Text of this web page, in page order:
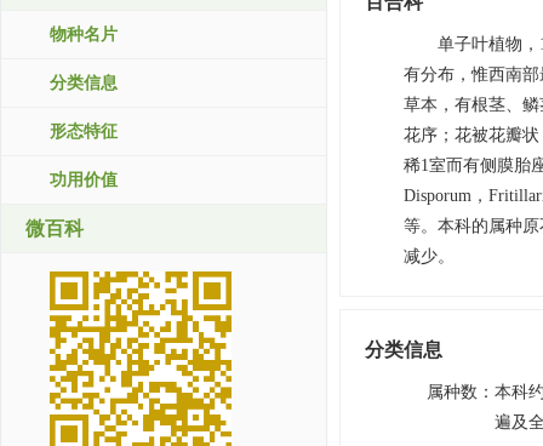
物种名片
分类信息
形态特征
功用价值
微百科
单子叶植物，
有分布，惟西南
草本，有根茎、
花序；花被花瓣
稀1室而有侧膜胎
Disporum，
等。本科的属种
减少。
分类信息
属种数 ： 本科
遍及